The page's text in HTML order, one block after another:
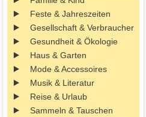
Feste & Jahreszeiten
Gesellschaft & Verbraucher
Gesundheit & Ökologie
Haus & Garten
Mode & Accessoires
Musik & Literatur
Reise & Urlaub
Sammeln & Tauschen